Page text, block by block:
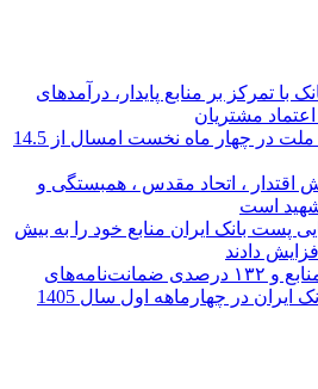
با تمرکز بر منابع پایدار، درآمدهای
مشتریان
حق بیمه تولیدی بیمه ملت در چهار ماه نخست امسال از 14.5
اقتدار ، اتحاد مقدس ، همبستگی و
است
پست بانک ایران منابع خود را به بیش
افزایش ۷۰ درصدی منابع و ۱۳۲ درصدی ضمانت‌نامه‌های
در چهارماهه اول سال 1405